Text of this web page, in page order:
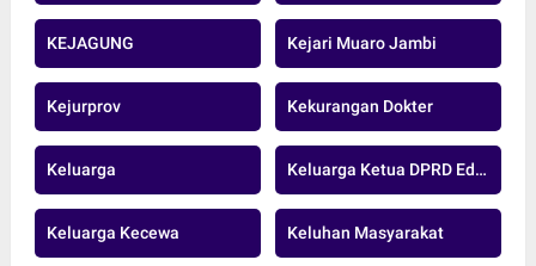
KEJAGUNG Kejari Muaro Jambi
Kejurprov Kekurangan Dokter
Keluarga Keluarga Ketua DPRD Edi Purwanto
Keluarga Kecewa Keluhan Masyarakat